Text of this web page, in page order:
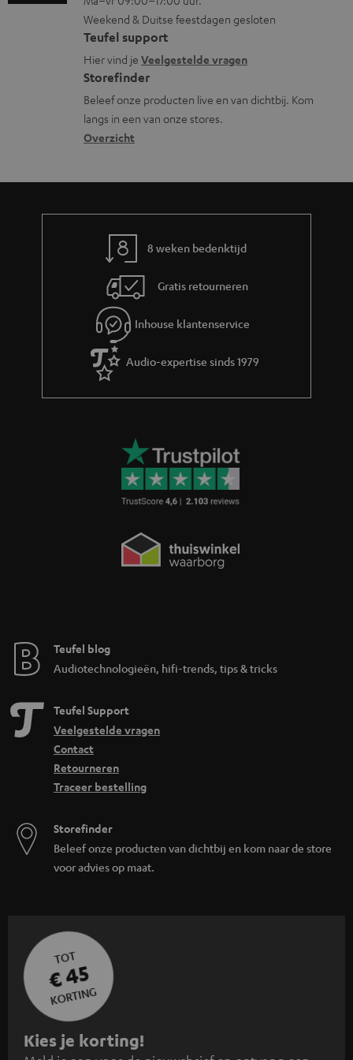
n
a
t
i
e
n
f
o
r
m
a
g
l
o
s
s
a
r
n
t
a
c
t
i
n
r
Weekend & Duitse feestdagen gesloten
Teufel support
Hier vind je Veelgestelde vragen
Storefinder
Beleef onze producten live en van dichtbij. Kom
langs in een van onze stores.
Overzicht
8 weken bedenktijd
Gratis retourneren
Inhouse klantenservice
Audio-expertise sinds 1979
Teufel blog
Audiotechnologieën, hifi-trends, tips & tricks
Teufel Support
Veelgestelde vragen
Contact
Retourneren
Traceer bestelling
Storefinder
Beleef onze producten van dichtbij en kom naar de store
voor advies op maat.
TOT
€ 45
KORTING
A
Kies je korting!